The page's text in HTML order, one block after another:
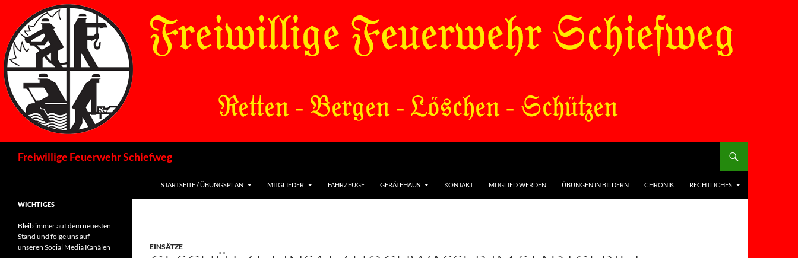
Inhalt
springen
Freiwillige Feuerwehr Schiefweg
STARTSEITE / ÜBUNGSPLAN MITGLIEDER FAHRZEUGE GERÄTEHAUS KONTAKT MITGLIED WERDEN ÜBUNGEN IN BILDERN CHRONIK RECHTLICHES
EINSÄTZE
WICHTIGES
Bleib immer auf dem neuesten
Stand und folge uns auf
unseren Social Media Kanälen